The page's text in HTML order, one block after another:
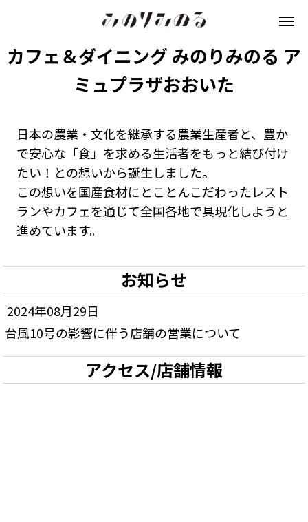
カフェ＆ダイニング みのりみのる ア
ミュプラザおおいた
日本の農業・文化を継承する農業生産者と、豊か
で安心な「食」を求める生活者をもっと結び付け
たい！との想いから誕生しました。
この想いを国産食材にとことんこだわったレスト
ランやカフェを通じて全国各地で具現化しようと
進めています。
お知らせ
2024年08月29日
台風10号の影響に伴う店舗の営業について
アクセス/店舗情報